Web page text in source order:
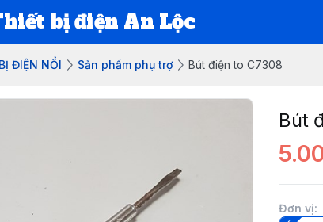
bị điện An Lộc
ĐIỆN NỔI Sản phẩm phụ trợ Bút điện to C7308
Bút
Đơn vị: